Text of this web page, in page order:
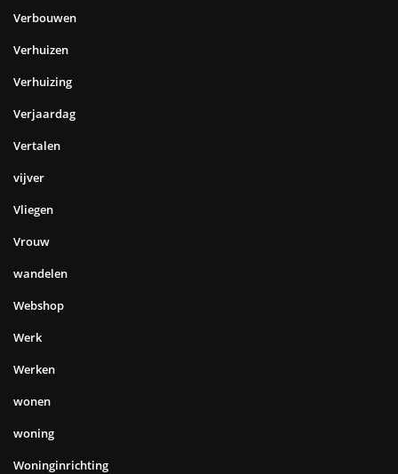
Verbouwen
Verhuizen
Verhuizing
Verjaardag
Vertalen
vijver
Vliegen
Vrouw
wandelen
Webshop
Werk
Werken
wonen
woning
Woninginrichting